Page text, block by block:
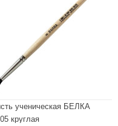
ученическая БЕЛКА
круглая